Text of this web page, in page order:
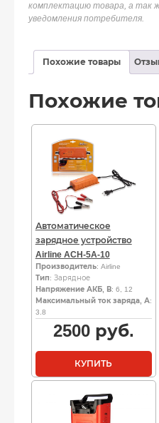
комплектацию товара, а так
уведомления потребителя.
Похожие товары
Похожие
Автоматическое
зарядное устройство
Airline ACH-5A-10
Производитель: Airline
Тип: Зарядное
Напряжение АКБ, В: 6, 12
Максимальный ток заряда, А:
3.8
2500руб.
КУПИТЬ